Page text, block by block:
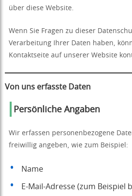
über diese Website.
Wenn Sie Fragen zu dieser
Verarbeitung Ihrer Daten haben,
Kontaktseite auf unserer Website
Von uns erfasste Daten
Persönliche Angaben
Wir erfassen personenbezogene
freiwillig angeben, wie zum Beispiel:
Name
E-Mail-Adresse (zum Beispiel